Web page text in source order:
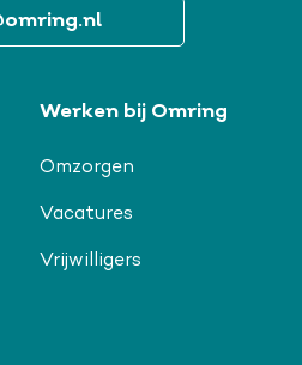
Werken bij Omring
Omzorgen
Vacatures
Vrijwilligers